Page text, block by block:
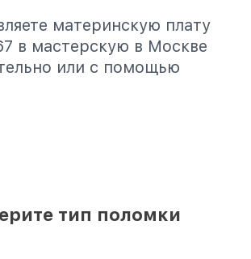
материнскую плату
в мастерскую в Москве
или с помощью
тип поломки